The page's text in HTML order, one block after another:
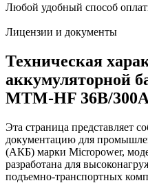
Любой удобный способ
Лицензии и документы
Техническая
аккумуляторной
MTM-HF 36В/300А
Эта страница представляет
документацию для
(АКБ) марки Micropower,
разработана для
подъемно-транспортных